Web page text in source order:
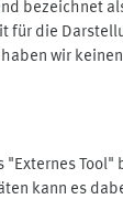
bezeichnet
die
wir
kann es